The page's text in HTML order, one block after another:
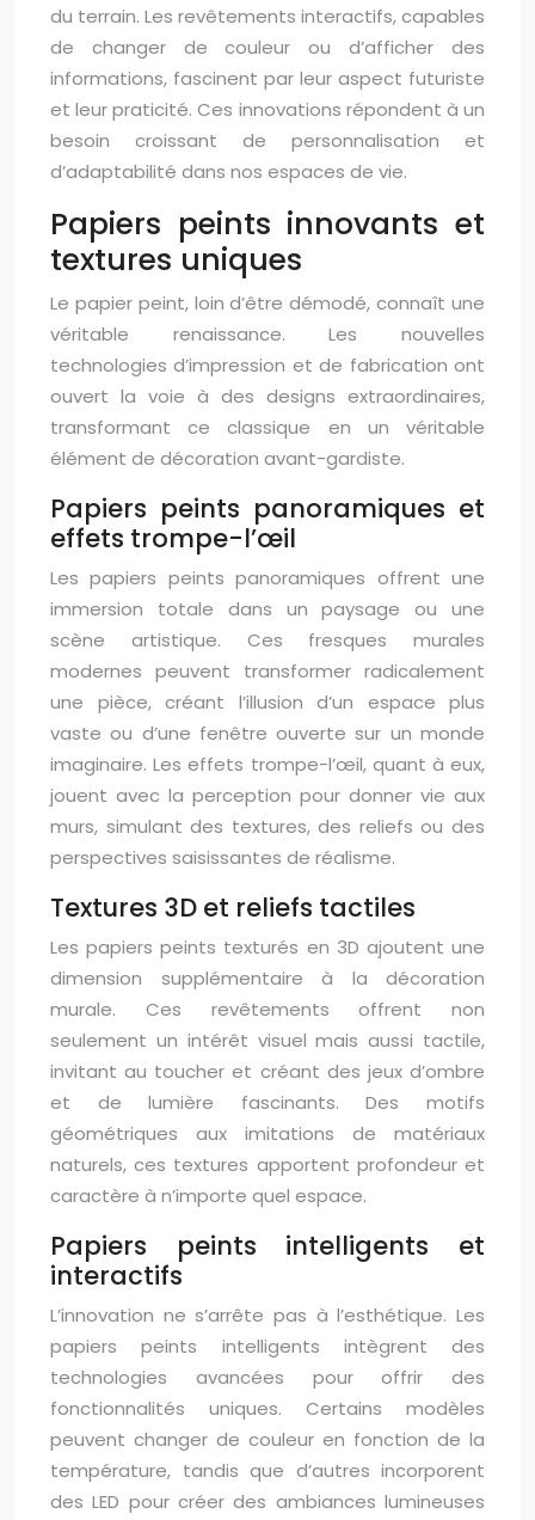
du terrain. Les revêtements interactifs, capables
de changer de couleur ou d’afficher des
informations, fascinent par leur aspect futuriste
et leur praticité. Ces innovations répondent à un
besoin croissant de personnalisation et
d’adaptabilité dans nos espaces de vie.
Papiers peints innovants et
textures uniques
Le papier peint, loin d’être démodé, connaît une
véritable renaissance. Les nouvelles
technologies d’impression et de fabrication ont
ouvert la voie à des designs extraordinaires,
transformant ce classique en un véritable
élément de décoration avant-gardiste.
Papiers peints panoramiques et
effets trompe-l’œil
Les papiers peints panoramiques offrent une
immersion totale dans un paysage ou une
scène artistique. Ces fresques murales
modernes peuvent transformer radicalement
une pièce, créant l’illusion d’un espace plus
vaste ou d’une fenêtre ouverte sur un monde
imaginaire. Les effets trompe-l’œil, quant à eux,
jouent avec la perception pour donner vie aux
murs, simulant des textures, des reliefs ou des
perspectives saisissantes de réalisme.
Textures 3D et reliefs tactiles
Les papiers peints texturés en 3D ajoutent une
dimension supplémentaire à la décoration
murale. Ces revêtements offrent non
seulement un intérêt visuel mais aussi tactile,
invitant au toucher et créant des jeux d’ombre
et de lumière fascinants. Des motifs
géométriques aux imitations de matériaux
naturels, ces textures apportent profondeur et
caractère à n’importe quel espace.
Papiers peints intelligents et
interactifs
L’innovation ne s’arrête pas à l’esthétique. Les
papiers peints intelligents intègrent des
technologies avancées pour offrir des
fonctionnalités uniques. Certains modèles
peuvent changer de couleur en fonction de la
température, tandis que d’autres incorporent
des LED pour créer des ambiances lumineuses